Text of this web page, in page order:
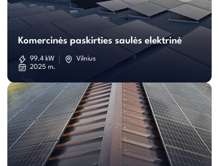
Komercinės
paskirties
saulės
elektrinė
Komercinės paskirties saulės elektrinė
99.4 kW
Vilnius
2025 m.
Komercinės